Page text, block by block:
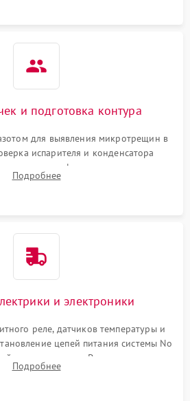
и подготовка контура
для выявления микротрещин в
испарителя и конденсатора
старого фильтра-осушителя и
трубки для устранения засоров.
Подробнее
и электроники
реле, датчиков температуры и
цепей питания системы No
и вентилятор. Ремонт или замена
при сбоях алгоритмов.
Подробнее